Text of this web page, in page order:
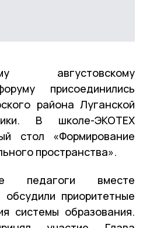
августовскому
присоединились
района Луганской
В школе-ЭКОТЕХ
стол «Формирование
пространства».
педагоги вместе
приоритетные
системы образования.